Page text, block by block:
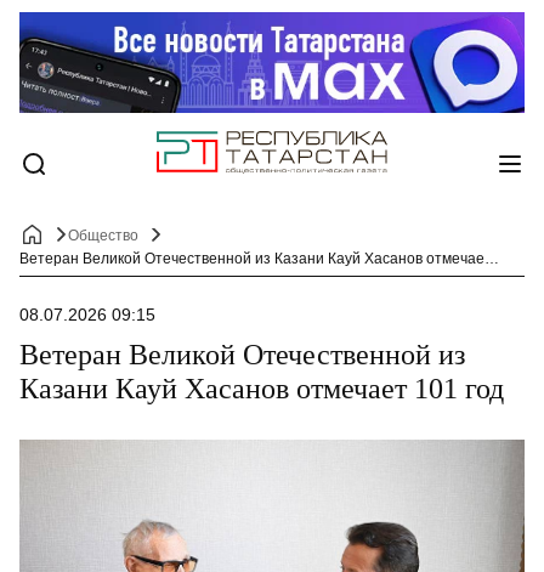
Общество
Ветеран Великой Отечественной из Казани Кауй Хасанов отмечает 101 год
08.07.2026 09:15
Ветеран Великой Отечественной из
Казани Кауй Хасанов отмечает 101 год